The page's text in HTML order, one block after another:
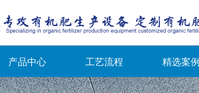
产品中心 工艺流程 精选案例